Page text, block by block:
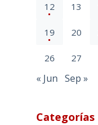
12 13
19 20
26 27
« Jun Sep »
Categorías